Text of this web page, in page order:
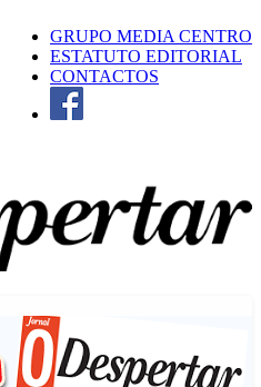
GRUPO MEDIA CENTRO
ESTATUTO EDITORIAL
CONTACTOS